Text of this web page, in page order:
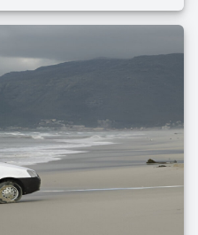
la Península de
el Tren Maya.